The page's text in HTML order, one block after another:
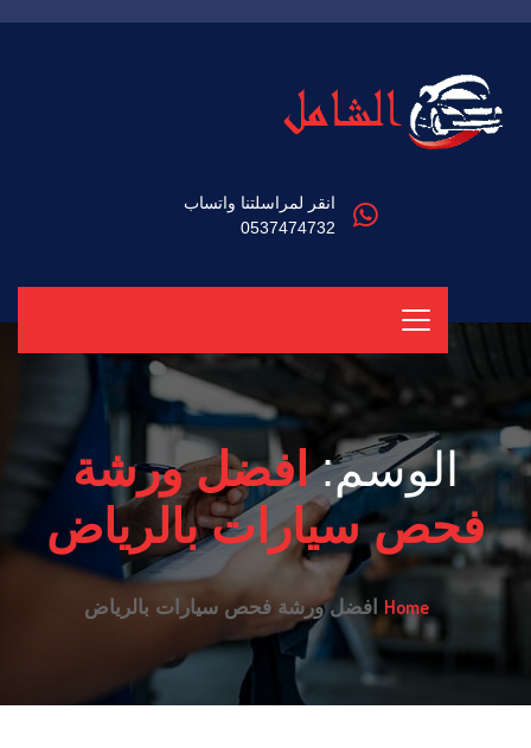
انقر لمراسلتنا واتساب
0537474732
الوسم:افضل ورشة
فحص سيارات بالرياض
Home افضل ورشة فحص سيارات بالرياض